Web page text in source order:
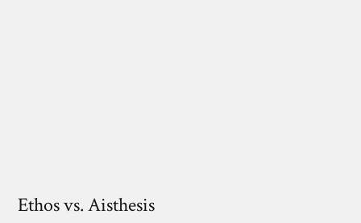
Ethos vs. Aisthesis